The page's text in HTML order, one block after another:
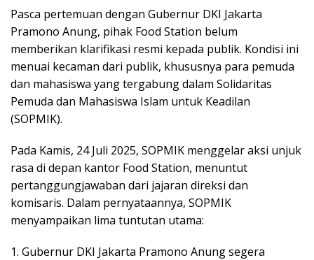
Pasca pertemuan dengan Gubernur DKI Jakarta
Pramono Anung, pihak Food Station belum
memberikan klarifikasi resmi kepada publik. Kondisi ini
menuai kecaman dari publik, khususnya para pemuda
dan mahasiswa yang tergabung dalam Solidaritas
Pemuda dan Mahasiswa Islam untuk Keadilan
(SOPMIK).
Pada Kamis, 24 Juli 2025, SOPMIK menggelar aksi unjuk
rasa di depan kantor Food Station, menuntut
pertanggungjawaban dari jajaran direksi dan
komisaris. Dalam pernyataannya, SOPMIK
menyampaikan lima tuntutan utama:
1. Gubernur DKI Jakarta Pramono Anung segera